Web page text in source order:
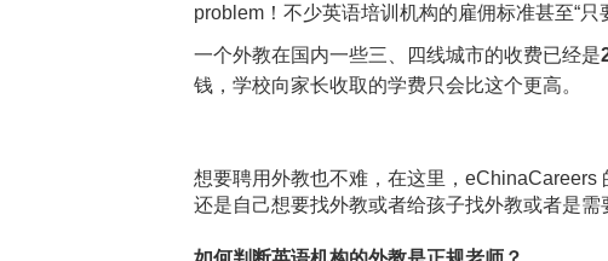
problem ！不少英语培训机构的雇佣标准甚至“只
一个外教在国内一些三、四线城市的收费已经是
钱，学校向家长收取的学费只会比这个更高。
想要聘用外教也不难，在这里，eChinaCareers
还是自己想要找外教或者给孩子找外教或者是